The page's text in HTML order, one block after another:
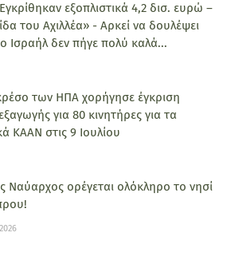
εξοπλιστικά 4,2 δισ. ευρώ –
του Αχιλλέα» - Αρκεί να δουλέψει
Ισραήλ δεν πήγε πολύ καλά...
των ΗΠΑ χορήγησε έγκριση
για 80 κινητήρες για τα
ΚΑΑΝ στις 9 Ιουλίου
Ναύαρχος ορέγεται ολόκληρο το νησί